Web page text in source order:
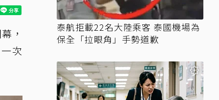
，
次
泰航拒載22名大陸乘客 泰國機場為
保全「拉眼角」手勢道歉